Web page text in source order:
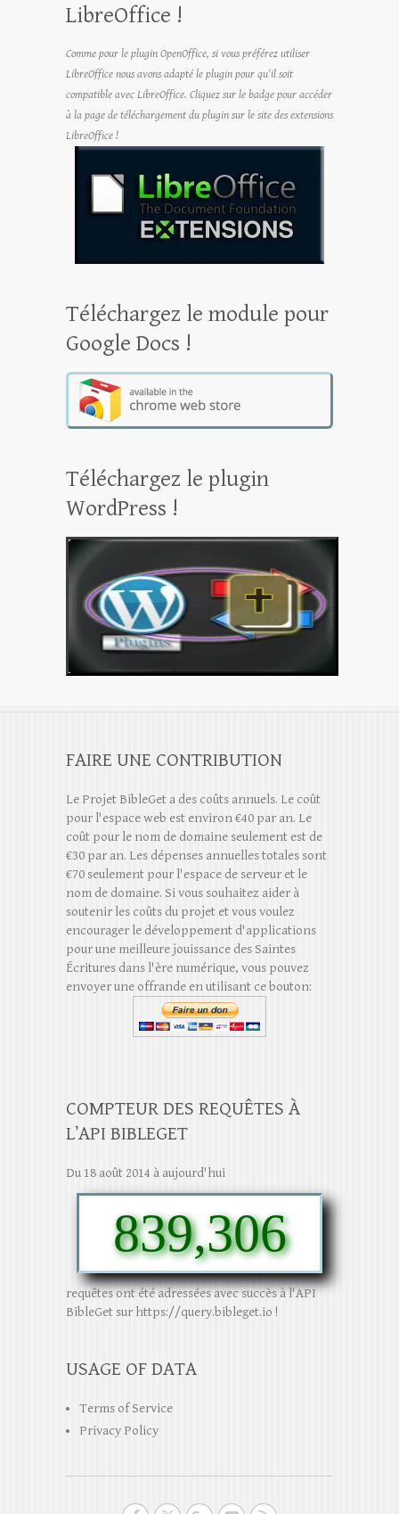
LibreOffice !
Comme pour le plugin OpenOffice, si vous préférez utiliser
LibreOffice nous avons adapté le plugin pour qu'il soit
compatible avec LibreOffice. Cliquez sur le badge pour accéder
à la page de téléchargement du plugin sur le site des extensions
LibreOffice !
Téléchargez le module pour
Google Docs !
Téléchargez le plugin
WordPress !
FAIRE UNE CONTRIBUTION
Le Projet BibleGet a des coûts annuels. Le coût
pour l'espace web est environ €40 par an. Le
coût pour le nom de domaine seulement est de
€30 par an. Les dépenses annuelles totales sont
€70 seulement pour l'espace de serveur et le
nom de domaine. Si vous souhaitez aider à
soutenir les coûts du projet et vous voulez
encourager le développement d'applications
pour une meilleure jouissance des Saintes
Écritures dans l'ère numérique, vous pouvez
envoyer une offrande en utilisant ce bouton:
COMPTEUR DES REQUÊTES À
L’API BIBLEGET
Du 18 août 2014 à aujourd'hui
839,306
requêtes ont été adressées avec succès à l'API
BibleGet sur https://query.bibleget.io !
USAGE OF DATA
Terms of Service
Privacy Policy